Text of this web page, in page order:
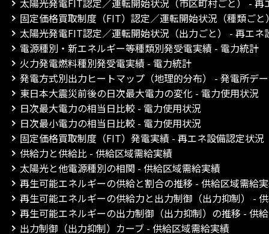
太陽光発電FIT認定／運転開始状況（市区町村ごと） - 再
固定価格買取制度（FIT）認定／運転開始状況（種類ご
太陽光発電FIT認定／運転開始状況（出力ごと） - 再エネ
電源種別・新エネルギー等種類別発受電実績 - 電力統計
火力発電燃料種別発受電実績 - 電力統計
発電方式別出力ヒートマップ（地理的分布） - 発電所デ
東日本大震災前後の日次最大電力の変化 - 電力使用状況
日次最大電力の相当日比較 - 電力使用状況
日次最小電力の相当日比較 - 電力使用状況
固定価格買取制度（FIT）発電実績 - 再エネ設備認定状況
供給力と供給比 - 供給区域需給実績
太陽光と他電源種別の相関 - 供給区域需給実績
再生可能エネルギーの供給と割合の推移 - 供給区域需給
再生可能エネルギーの供給力と出力制御（出力抑制） -
再生可能エネルギーの出力制御（出力抑制）の推移 - 供
出力制御（出力抑制）カーブ - 供給区域需給実績